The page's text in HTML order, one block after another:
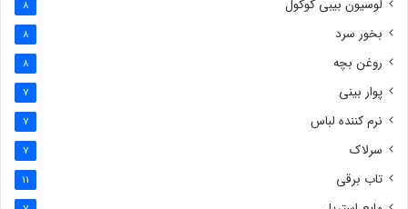
لوسیون بیبی کوکول 8
بخور سرد 8
روغن بچه 8
پوار بینی 7
نرم کننده لباس 7
سرلاک 7
تاب برقی 11